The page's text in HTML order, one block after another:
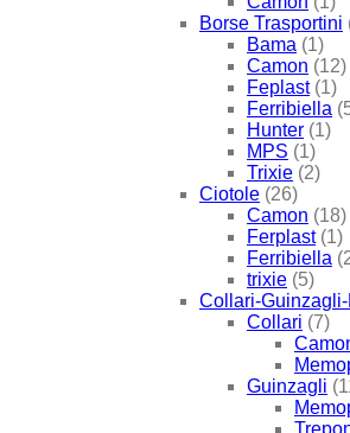
Borse Trasportini
Bama (1)
Camon (12)
Feplast (1)
Ferribiella
Hunter (1)
MPS (1)
Trixie (2)
Ciotole (26)
Camon (18)
Ferplast (1)
Ferribiella
trixie (5)
Collari-
Collari (7)
Guinzagli